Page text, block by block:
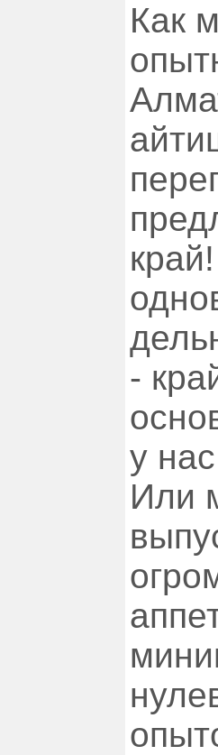
Как
-
у
Или